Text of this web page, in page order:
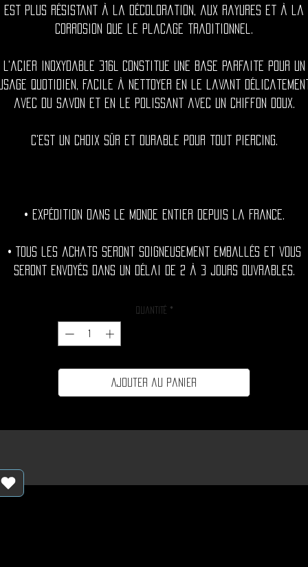
est plus résistant à la décoloration, aux rayures et à la
corrosion que le placage traditionnel.
L'acier inoxydable 316L constitue une base parfaite pour un
quotidien, facile à nettoyer en le lavant
avec du savon et en le polissant avec un chiffon doux.
C'est un choix sûr et durable pour tout piercing.
• Expédition dans le monde entier depuis la France.
• Tous les achats seront soigneusement emballés et vous
seront envoyés dans un délai de 2 à 3 jours ouvrables.
Quantité *
Ajouter au panier